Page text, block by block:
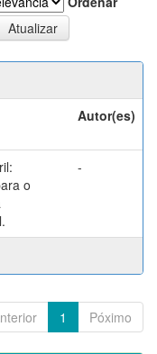
Autor(es)
o
-
1 Póximo